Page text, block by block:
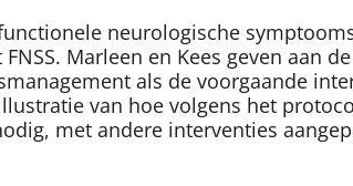
neurologische
Marleen en Kees geven aan
als de voorgaande
van hoe volgens het
met andere interventies